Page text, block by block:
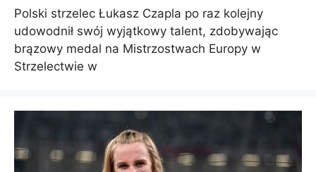
Polski strzelec Łukasz Czapla po raz kolejny
udowodnił swój wyjątkowy talent, zdobywając
brązowy medal na Mistrzostwach Europy w
Strzelectwie w